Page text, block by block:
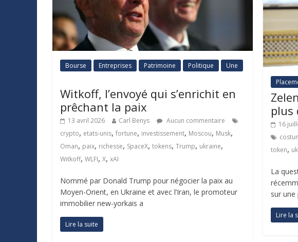
Bourse Entreprises Patrimoine Politique Une
Witkoff, l’envoyé qui s’enrichit en
prêchant la paix
13 avril 2026 Carl Benys
Aucun commentaire
crypto, etats-unis, fortune, investissement, Moscou, Musk,
Oman, paix, richesse, SpaceX, tokens, Trump, ukraine,
Witkoff, WLFI, X, xAI
Nommé par Donald Trump pour négocier la paix au
Moyen-Orient, en Ukraine et avec l’Iran, le promoteur
immobilier new-yorkais a
Lire la suite
plus
16
token,
La
sur
Lire la